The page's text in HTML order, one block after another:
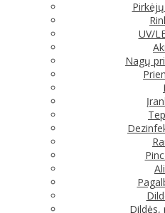
UV/
Nagų
Dildės,